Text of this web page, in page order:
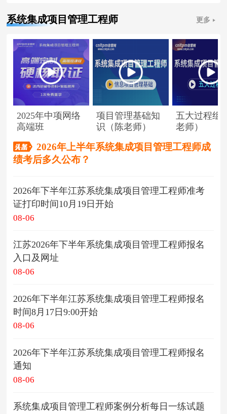
系统集成项目管理工程师 更多
2025年中项网络
高端班
项目管理基础知
识（陈老师）
五大过程组
老师）
2026年上半年系统集成项目管理工程师成
绩考后多久公布？
2026年下半年江苏系统集成项目管理工程师准考
证打印时间10月19日开始
08-06
江苏2026年下半年系统集成项目管理工程师报名
入口及网址
08-06
2026年下半年江苏系统集成项目管理工程师报名
时间8月17日9:00开始
08-06
2026年下半年江苏系统集成项目管理工程师报名
通知
08-06
系统集成项目管理工程师案例分析每日一练试题